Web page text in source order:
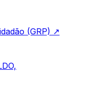
(GRP) ↗